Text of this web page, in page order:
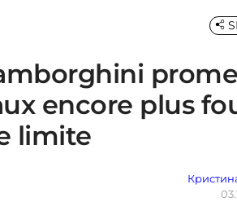
encore plus
limite